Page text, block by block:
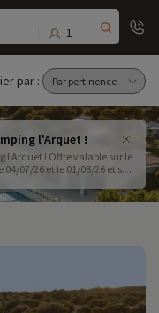
1
par :
l'Arquet !
l'Arquet ! Offre valable sur le
07/26 et le 01/08/26 et sur